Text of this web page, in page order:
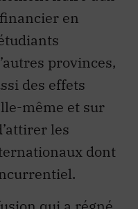
en
provinces,
des effets
même et sur
les
dont
qui a régné